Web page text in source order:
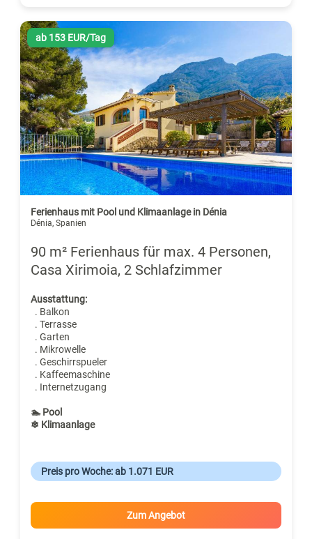
ab 153 EUR/Tag
Ferienhaus mit Pool und Klimaanlage in Dénia
Dénia, Spanien
90 m² Ferienhaus für max. 4 Personen,
Casa Xirimoia, 2 Schlafzimmer
Ausstattung:
. Balkon
. Terrasse
. Garten
. Mikrowelle
. Geschirrspueler
. Kaffeemaschine
. Internetzugang
🏊 Pool
❄ Klimaanlage
Preis pro Woche: ab 1.071 EUR
Zum Angebot